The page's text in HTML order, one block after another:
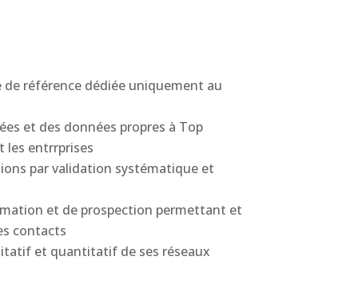
de référence dédiée uniquement au
et des données propres à Top
les entrrprises
par validation systématique et
et de prospection permettant et
contacts
et quantitatif de ses réseaux